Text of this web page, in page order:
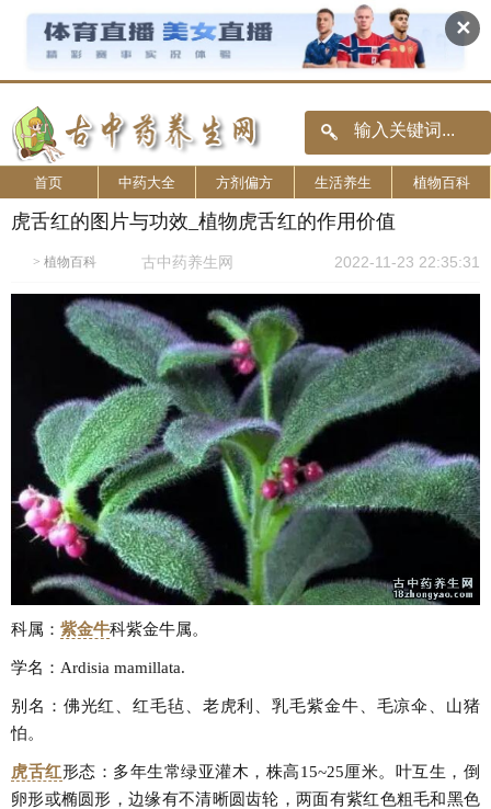
✕
首页 中药大全 方剂偏方 生活养生 植物百科
虎舌红的图片与功效_植物虎舌红的作用价值
> 植物百科 古中药养生网 2022-11-23 22:35:31
科属： 紫金牛科紫金牛属。
学名：Ardisia mamillata.
别名：佛光红、红毛毡、老虎利、乳毛紫金牛、毛凉伞、山猪
怕。
虎舌红形态：多年生常绿亚灌木，株高15~25厘米。叶互生，倒
卵形或椭圆形，边缘有不清晰圆齿轮，两面有紫红色粗毛和黑色